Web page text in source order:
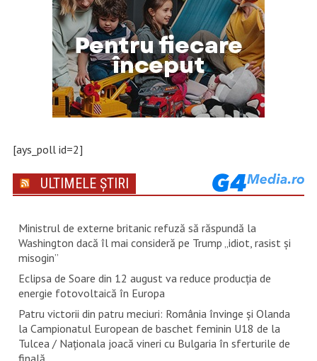
[ays_poll id=2]
ULTIMELE ȘTIRI
Ministrul de externe britanic refuză să răspundă la
Washington dacă îl mai consideră pe Trump „idiot, rasist şi
misogin”
Eclipsa de Soare din 12 august va reduce producția de
energie fotovoltaică în Europa
Patru victorii din patru meciuri: România învinge și Olanda
la Campionatul European de baschet feminin U18 de la
Tulcea / Naționala joacă vineri cu Bulgaria în sferturile de